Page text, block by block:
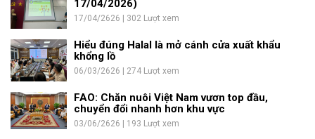
17/04/2026)
17/04/2626 | 302 Lượt xem
Hiểu đúng Halal là mở cánh cửa xuất khẩu
khổng lồ
06/03/2626 | 274 Lượt xem
FAO: Chăn nuôi Việt Nam vươn top đầu,
chuyển đổi nhanh hơn khu vực
03/06/2626 | 193 Lượt xem